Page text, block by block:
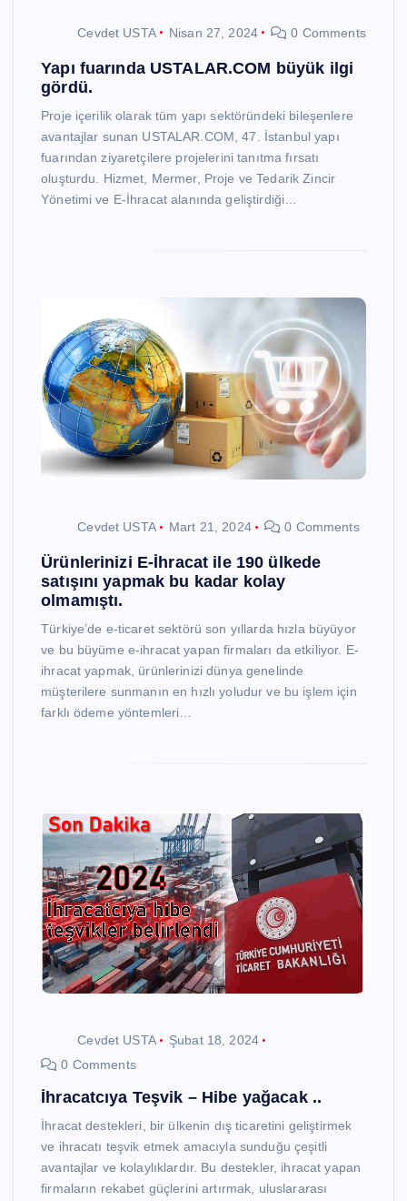
Cevdet USTA Nisan 27, 2024 0 Comments
Yapı fuarında USTALAR.COM büyük ilgi
gördü.
Proje içerilik olarak tüm yapı sektöründeki bileşenlere
avantajlar sunan USTALAR.COM, 47. İstanbul yapı
fuarından ziyaretçilere projelerini tanıtma fırsatı
oluşturdu. Hizmet, Mermer, Proje ve Tedarik Zincir
Yönetimi ve E-İhracat alanında geliştirdiği…
Cevdet USTA Mart 21, 2024 0 Comments
Ürünlerinizi E-İhracat ile 190 ülkede
satışını yapmak bu kadar kolay
olmamıştı.
Türkiye’de e-ticaret sektörü son yıllarda hızla büyüyor
ve bu büyüme e-ihracat yapan firmaları da etkiliyor. E-
ihracat yapmak, ürünlerinizi dünya genelinde
müşterilere sunmanın en hızlı yoludur ve bu işlem için
farklı ödeme yöntemleri…
Cevdet USTA
Şubat 18, 2024
0 Comments
İhracatcıya Teşvik – Hibe yağacak ..
İhracat destekleri, bir ülkenin dış ticaretini geliştirmek
ve ihracatı teşvik etmek amacıyla sunduğu çeşitli
avantajlar ve kolaylıklardır. Bu destekler, ihracat yapan
firmaların rekabet güçlerini artırmak, uluslararası